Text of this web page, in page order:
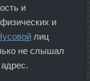
и
и
лиц
не слышал